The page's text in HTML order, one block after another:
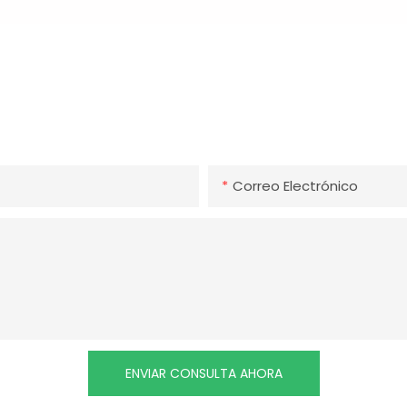
Correo Electrónico
ENVIAR CONSULTA AHORA